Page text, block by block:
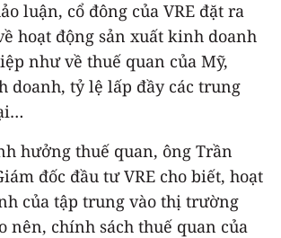
luận, cổ đông của VRE đặt ra
hoạt động sản xuất kinh doanh
như về thuế quan của Mỹ,
doanh, tỷ lệ lấp đầy các trung
hưởng thuế quan, ông Trần
đốc đầu tư VRE cho biết, hoạt
của tập trung vào thị trường
nên, chính sách thuế quan của